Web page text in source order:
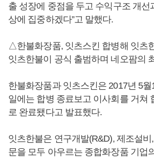
출 성장에 중점을 두고 수익구조 개선
상에 집중하겠다”고 말했다.
△한불화장품, 잇츠스킨 합병해 잇츠
잇츠한불이 공식 출범하며 네오팜의
한불화장품과 잇츠스킨은 2017년 5
일에는 합병 종료보고 이사회를 거쳐
로 완료됐다고 발표했다.​
잇츠한불은 연구개발(R&D), 제조설
문을 모두 아우르는 종합화장품 기업